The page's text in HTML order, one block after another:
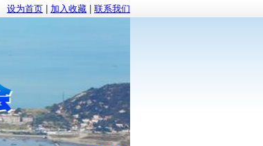
设为首页 加入收藏 联系我们